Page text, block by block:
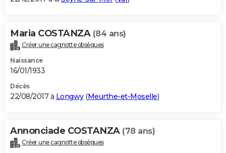
Maria COSTANZA (84 ans)
Créer une cagnotte obsèques
Naissance
16/01/1933
Décès
22/08/2017 à Longwy(Meurthe-et-Moselle)
Annonciade COSTANZA (78 ans)
Créer une cagnotte obsèques